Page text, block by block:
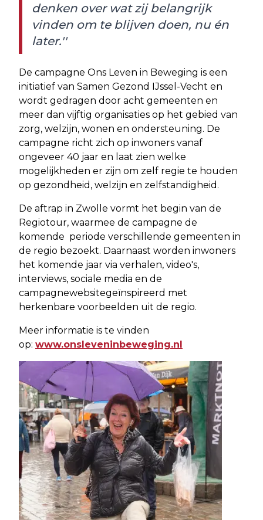
denken over wat zij belangrijk
vinden om te blijven doen, nu én
later.''
De campagne Ons Leven in Beweging is een
initiatief van Samen Gezond IJssel-Vecht en
wordt gedragen door acht gemeenten en
meer dan vijftig organisaties op het gebied van
zorg, welzijn, wonen en ondersteuning. De
campagne richt zich op inwoners vanaf
ongeveer 40 jaar en laat zien welke
mogelijkheden er zijn om zelf regie te houden
op gezondheid, welzijn en zelfstandigheid.
De aftrap in Zwolle vormt het begin van de
Regiotour, waarmee de campagne de
komende periode verschillende gemeenten in
de regio bezoekt. Daarnaast worden inwoners
het komende jaar via verhalen, video's,
interviews, sociale media en de
campagnewebsitegeïnspireerd met
herkenbare voorbeelden uit de regio.
Meer informatie is te vinden
op: www.onsleveninbeweging.nl